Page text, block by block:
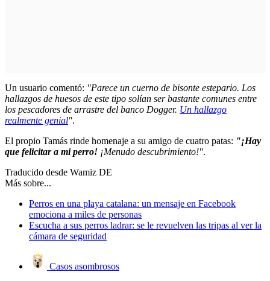
Un usuario comentó: "Parece un cuerno de bisonte estepario. Los
hallazgos de huesos de este tipo solían ser bastante comunes entre
los pescadores de arrastre del banco Dogger. Un hallazgo
realmente genial".
El propio Tamás rinde homenaje a su amigo de cuatro patas: "¡Hay
que felicitar a mi perro! ¡Menudo descubrimiento!".
Traducido desde Wamiz DE
Más sobre...
Perros en una playa catalana: un mensaje en Facebook
emociona a miles de personas
Escucha a sus perros ladrar: se le revuelven las tripas al ver la
cámara de seguridad
Casos asombrosos